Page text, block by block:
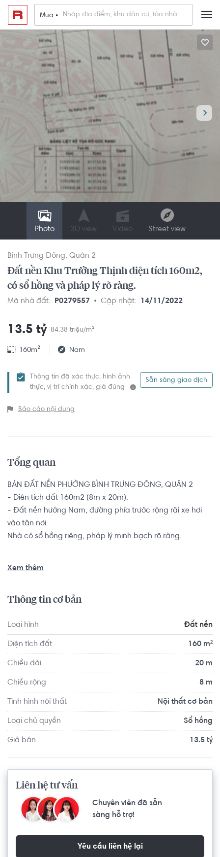
Mua •
Photo 3D view Video Street view
Bình Trưng Đông Quận 2
Đất nền Khu Trường Thịnh diện tích 160m2,
có sổ hồng và pháp lý rõ ràng.
Mã nhà đất: P0279557 Cập nhật: 14/11/2022
13.5 tỷ 84.38 triệu/m²
160m² Nam
Thông tin đã xác thực, hình ảnh
thực, vị trí chính xác, giá đúng
Sẵn sàng giao dịch
Báo cáo nội dung
Tổng quan
BÁN ĐẤT NỀN PHƯỜNG BÌNH TRƯNG ĐÔNG, QUẬN 2
- Diện tích đất 160m2 (8m x 20m).
- Đất nền hướng Nam, đường phía trước rộng rãi xe hơi
vào tân nơi.
Nhà có sổ hồng riêng, pháp lý minh bạch rõ ràng.
nơi tập trung nhiều trường học, nhà thờ, chùa chiền lớn
Xem thêm
Thông tin cơ bản
Loại hình Đất nền
Diện tích đất 160 m²
Chiều dài 20 m
Chiều rộng 8 m
Tình hình nội thất Nội thất cơ bản
Loại chủ quyền Sổ hồng
Giá bán 13.5 tỷ
Liên hệ tư vấn
Chuyên viên đã sẵn
sàng hỗ trợ!
Yêu cầu liên hệ lại